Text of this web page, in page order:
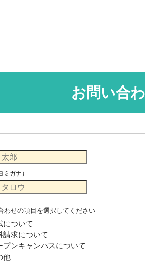
お問い合
ミガナ）
わせの項目を選択してください
について
請求について
プンキャンパスについて
他